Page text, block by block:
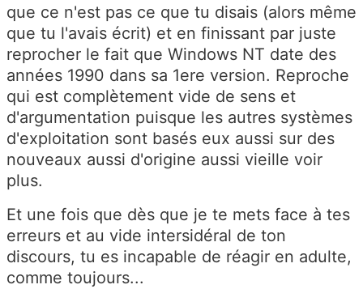
que ce n'est pas ce que tu disais (alors même
que tu l'avais écrit) et en finissant par juste
reprocher le fait que Windows NT date des
années 1990 dans sa 1ere version. Reproche
qui est complètement vide de sens et
d'argumentation puisque les autres systèmes
d'exploitation sont basés eux aussi sur des
nouveaux aussi d'origine aussi vieille voir
plus.
Et une fois que dès que je te mets face à tes
erreurs et au vide intersidéral de ton
discours, tu es incapable de réagir en adulte,
comme toujours...